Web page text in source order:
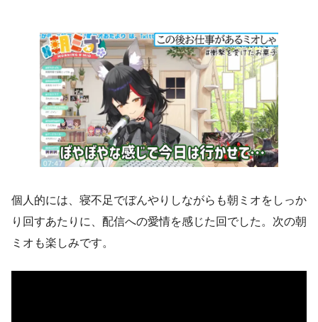
個人的には、寝不足でぼんやりしながらも朝ミオをしっか
り回すあたりに、配信への愛情を感じた回でした。次の朝
ミオも楽しみです。